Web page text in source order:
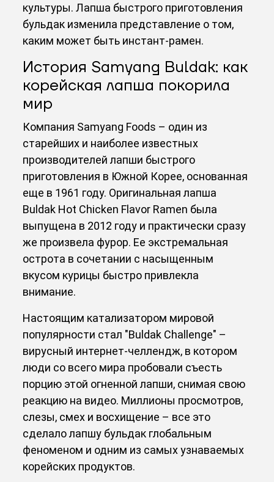
культуры. Лапша быстрого приготовления
бульдак изменила представление о том,
каким может быть инстант-рамен.
История Samyang Buldak: как
корейская лапша покорила
мир
Компания Samyang Foods – один из
старейших и наиболее известных
производителей лапши быстрого
приготовления в Южной Корее, основанная
еще в 1961 году. Оригинальная лапша
Buldak Hot Chicken Flavor Ramen была
выпущена в 2012 году и практически сразу
же произвела фурор. Ее экстремальная
острота в сочетании с насыщенным
вкусом курицы быстро привлекла
внимание.
Настоящим катализатором мировой
популярности стал "Buldak Challenge" –
вирусный интернет-челлендж, в котором
люди со всего мира пробовали съесть
порцию этой огненной лапши, снимая свою
реакцию на видео. Миллионы просмотров,
слезы, смех и восхищение – все это
сделало лапшу бульдак глобальным
феноменом и одним из самых узнаваемых
корейских продуктов.